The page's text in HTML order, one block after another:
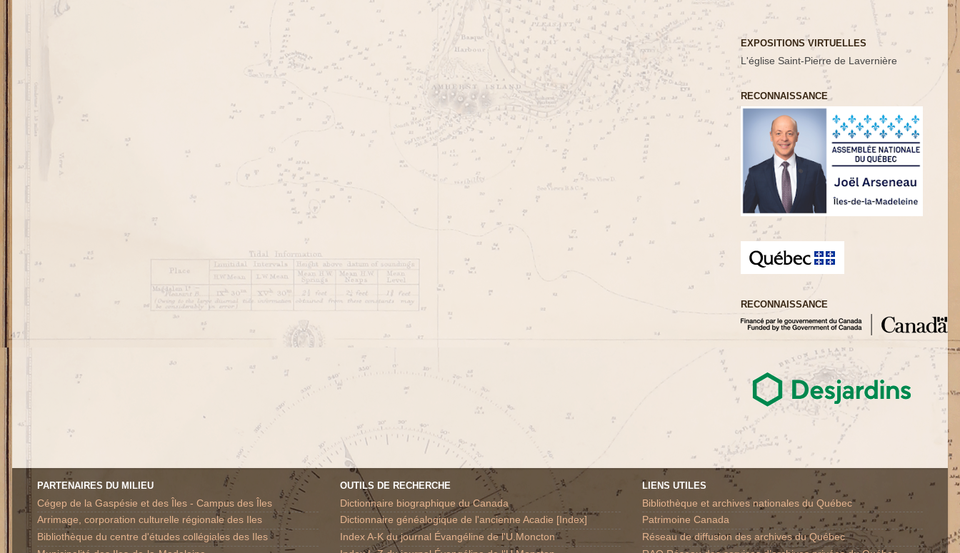
EXPOSITIONS VIRTUELLES
L'église Saint-Pierre de Lavernière
RECONNAISSANCE
RECONNAISSANCE
PARTENAIRES DU MILIEU
Cégep de la Gaspésie et des Îles - Campus des Îles
Arrimage, corporation culturelle régionale des Iles
Bibliothèque du centre d'études collégiales des Iles
OUTILS DE RECHERCHE
Dictionnaire biographique du Canada
Dictionnaire généalogique de l'ancienne Acadie [Index]
Index A-K du journal Évangéline de l'U.Moncton
LIENS UTILES
Bibliothèque et archives nationales du Québec
Patrimoine Canada
Réseau de diffusion des archives du Québec